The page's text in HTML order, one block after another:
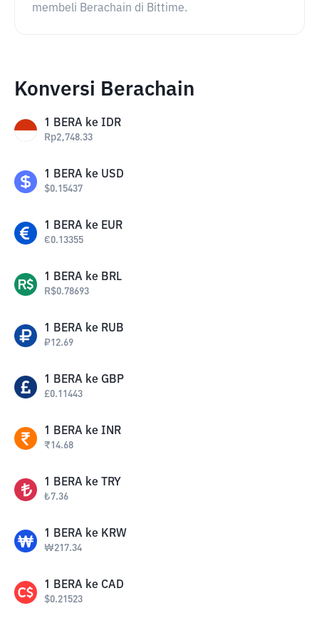
membeli Berachain di Bittime.
Konversi Berachain
1 BERA ke IDR
Rp2,748.33
1 BERA ke USD
$0.15437
1 BERA ke EUR
€0.13355
1 BERA ke BRL
R$0.78693
1 BERA ke RUB
₽12.69
1 BERA ke GBP
£0.11443
1 BERA ke INR
₹14.68
1 BERA ke TRY
₺7.36
1 BERA ke KRW
₩217.34
1 BERA ke CAD
$0.21523